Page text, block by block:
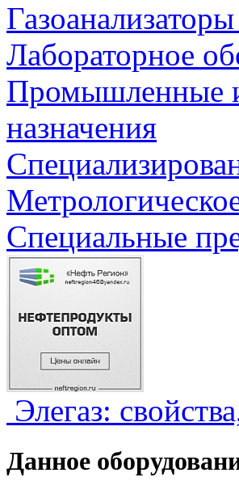
Лабораторное
Промышленные
назначения
Специальные
Элегаз:
Данное